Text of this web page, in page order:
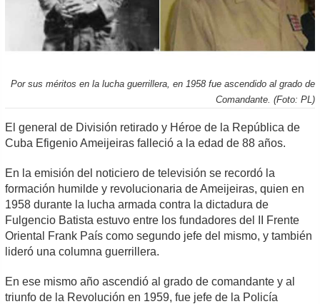
Por sus méritos en la lucha guerrillera, en 1958 fue ascendido al grado de
Comandante. (Foto: PL)
El general de División retirado y Héroe de la República de
Cuba Efigenio Ameijeiras falleció a la edad de 88 años.
En la emisión del noticiero de televisión se recordó la
formación humilde y revolucionaria de Ameijeiras, quien en
1958 durante la lucha armada contra la dictadura de
Fulgencio Batista estuvo entre los fundadores del II Frente
Oriental Frank País como segundo jefe del mismo, y también
lideró una columna guerrillera.
En ese mismo año ascendió al grado de comandante y al
triunfo de la Revolución en 1959, fue jefe de la Policía